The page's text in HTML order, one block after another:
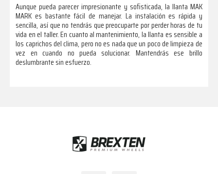
Aunque pueda parecer impresionante y sofisticada, la llanta MAK
MARK es bastante fácil de manejar. La instalación es rápida y
sencilla, así que no tendrás que preocuparte por perder horas de tu
vida en el taller. En cuanto al mantenimiento, la llanta es sensible a
los caprichos del clima, pero no es nada que un poco de limpieza de
vez en cuando no pueda solucionar. Mantendrás ese brillo
deslumbrante sin esfuerzo.